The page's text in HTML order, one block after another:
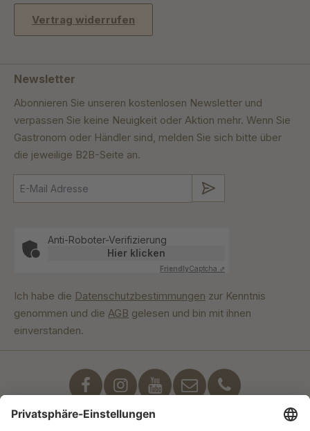
Vertrag widerrufen
Newsletter
Abonnieren Sie unseren kostenlosen Newsletter und
verpassen Sie keine Neuigkeit oder Aktion mehr. Wenn Sie
Gastronom oder Händler sind, melden Sie sich bitte über
die jeweilige B2B-Seite an.
Anti-Roboter-Verifizierung
Hier klicken
FriendlyCaptcha ⇗
Ich habe die Datenschutzbestimmungen zur Kenntnis
genommen und die AGB gelesen und bin mit ihnen
einverstanden.